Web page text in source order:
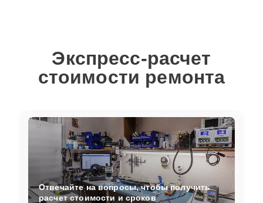
Экспресс-расчет
стоимости ремонта
Отвечайте на вопросы, чтобы получить
расчет стоимости и сроков